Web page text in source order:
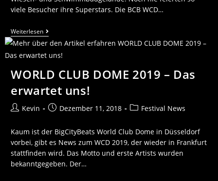
viele Besucher ihre Superstars. Die BCB WCD…
Weiterlesen
WORLD CLUB DOME 2019 – Das
erwartet uns!
Kevin Dezember 11, 2018 Festival News
Kaum ist der BigCityBeats World Club Dome in Düsseldorf
vorbei, gibt es News zum WCD 2019, der wieder in Frankfurt
stattfinden wird. Das Motto und erste Artists wurden
bekanntgegeben. Der…